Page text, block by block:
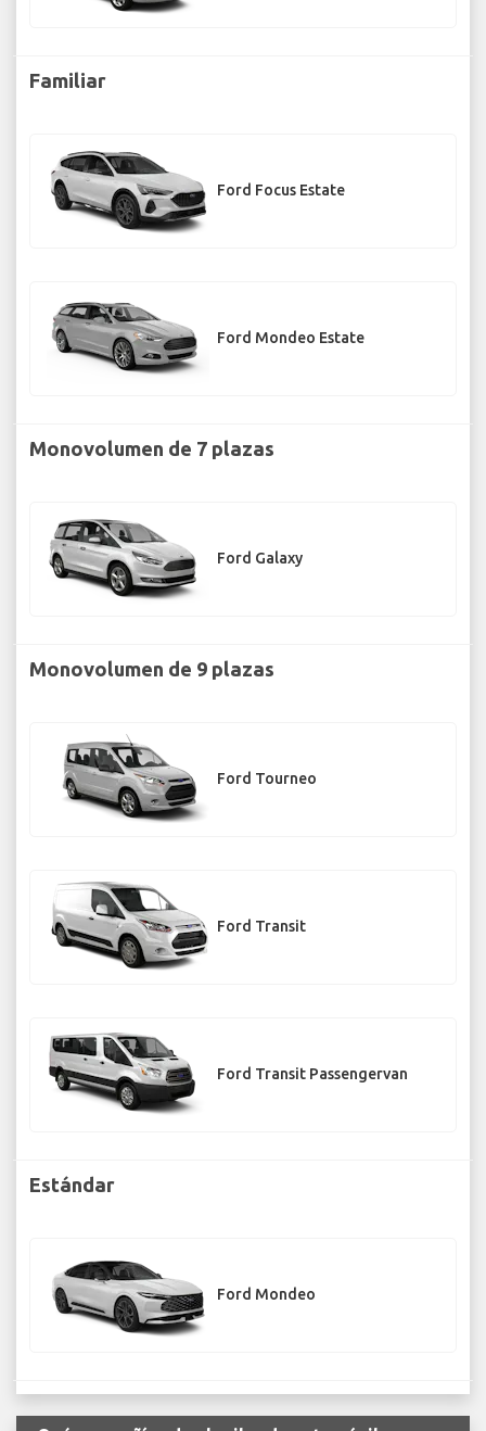
Familiar
Ford Focus Estate
Ford Mondeo Estate
Monovolumen de 7 plazas
Ford Galaxy
Monovolumen de 9 plazas
Ford Tourneo
Ford Transit
Ford Transit Passengervan
Estándar
Ford Mondeo